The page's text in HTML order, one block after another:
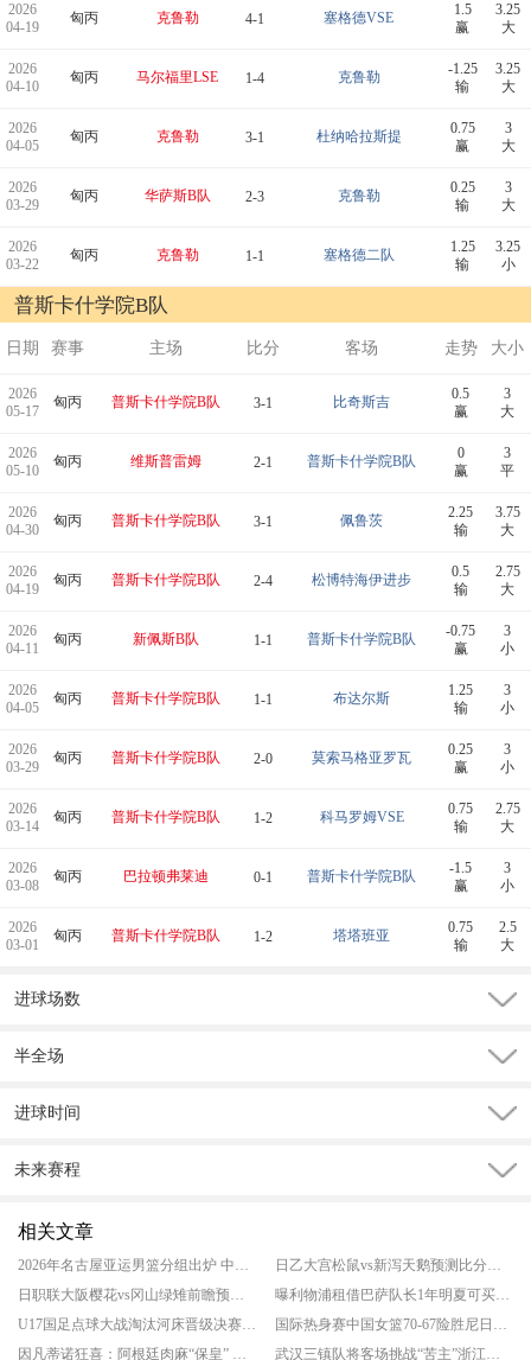
2026
04-19
匈丙 克鲁勒 4-1 塞格德VSE
1.5
赢
3.25
大
2026
04-10
匈丙 马尔福里LSE 1-4 克鲁勒
-1.25
输
3.25
大
2026
04-05
匈丙 克鲁勒 3-1 杜纳哈拉斯提
0.75
赢
3
大
2026
03-29
匈丙 华萨斯B队 2-3 克鲁勒
0.25
输
3
大
2026
03-22
匈丙 克鲁勒 1-1 塞格德二队
1.25
输
3.25
小
普斯卡什学院B队
日期 赛事 主场 比分 客场 走势 大小
2026
05-17
匈丙 普斯卡什学院B队 3-1 比奇斯吉
0.5
赢
3
大
2026
05-10
匈丙 维斯普雷姆 2-1 普斯卡什学院B队
0
赢
3
平
2026
04-30
匈丙 普斯卡什学院B队 3-1 佩鲁茨
2.25
输
3.75
大
2026
04-19
匈丙 普斯卡什学院B队 2-4 松博特海伊进步
0.5
输
2.75
大
2026
04-11
匈丙 新佩斯B队 1-1 普斯卡什学院B队
-0.75
赢
3
小
2026
04-05
匈丙 普斯卡什学院B队 1-1 布达尔斯
1.25
输
3
小
2026
03-29
匈丙 普斯卡什学院B队 2-0 莫索马格亚罗瓦
0.25
赢
3
小
2026
03-14
匈丙 普斯卡什学院B队 1-2 科马罗姆VSE
0.75
输
2.75
大
2026
03-08
匈丙 巴拉顿弗莱迪 0-1 普斯卡什学院B队
-1.5
赢
3
小
2026
03-01
匈丙 普斯卡什学院B队 1-2 塔塔班亚
0.75
输
2.5
大
进球场数
半全场
进球时间
未来赛程
相关文章
日乙大宫松鼠vs新泻天鹅预测比分结果 揭幕战谁先拔头筹
曝利物浦租借巴萨队长1年明夏可买断 巴萨队长阿劳霍告别诺坎普